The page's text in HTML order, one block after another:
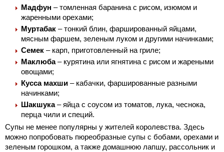
Мадфун – томленная баранина с рисом, изюмом и
жаренными орехами;
Муртабак – тонкий блин, фаршированный яйцами,
мясным фаршем, зеленым луком и другими начинками;
Семек – карп, приготовленный на гриле;
Маклюба– курятина или ягнятина с рисом и жареными
овощами;
Кусса махши – кабачки, фаршированные разными
начинками;
Шакшука– яйца с соусом из томатов, лука, чеснока,
перца чили и специй.
Супы не менее популярны у жителей королевства. Здесь
можно попробовать пюреобразные супы с бобами, орехами и
зеленым горошком, а также домашнюю лапшу, рассольник и